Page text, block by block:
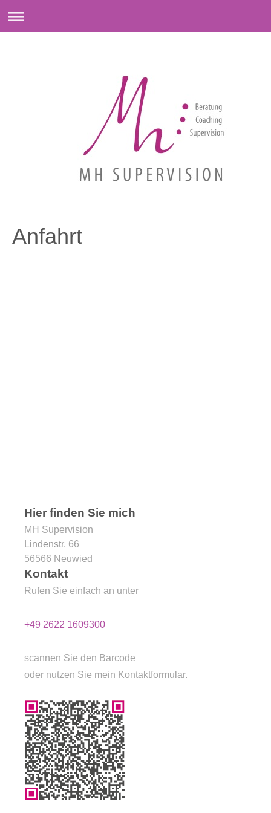
Anfahrt
Hier finden Sie mich
MH Supervision
Lindenstr. 66
56566 Neuwied
Kontakt
Rufen Sie einfach an unter
+49 2622 1609300
scannen Sie den Barcode
oder nutzen Sie mein Kontaktformular.